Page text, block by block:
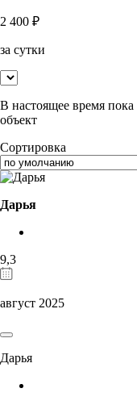
2 400 ₽
за сутки
В настоящее время
объект
Сортировка
Дарья
9,3
август 2025
Дарья